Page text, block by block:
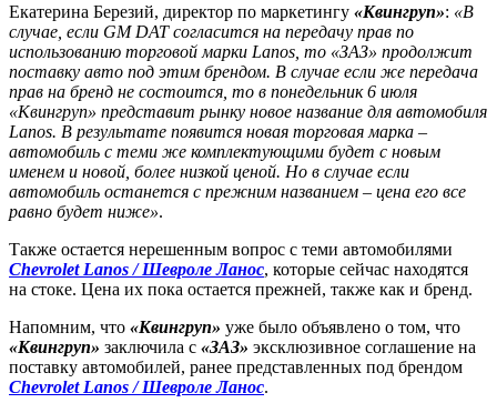
Екатерина Березий, директор по маркетингу «Квингруп»: «В
случае, если GM DAT согласится на передачу прав по
использованию торговой марки Lanos, то «ЗАЗ» продолжит
поставку авто под этим брендом. В случае если же передача
прав на бренд не состоится, то в понедельник 6 июля
«Квингруп» представит рынку новое название для автомобиля
Lanos. В результате появится новая торговая марка –
автомобиль с теми же комплектующими будет с новым
именем и новой, более низкой ценой. Но в случае если
автомобиль останется с прежним названием – цена его все
равно будет ниже».
Также остается нерешенным вопрос с теми автомобилями
Chevrolet Lanos / Шевроле Ланос, которые сейчас находятся
на стоке. Цена их пока остается прежней, также как и бренд.
Напомним, что «Квингруп» уже было объявлено о том, что
«Квингруп» заключила с «ЗАЗ» эксклюзивное соглашение на
поставку автомобилей, ранее представленных под брендом
Chevrolet Lanos / Шевроле Ланос.